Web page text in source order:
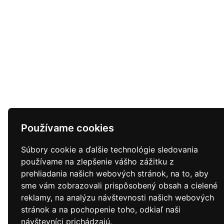
Používame cookies
Súbory cookie a ďalšie technológie sledovania
používame na zlepšenie vášho zážitku z
prehliadania našich webových stránok, na to, aby
sme vám zobrazovali prispôsobený obsah a cielené
reklamy, na analýzu návštevnosti našich webových
stránok a na pochopenie toho, odkiaľ naši
návštevníci prichádzajú.